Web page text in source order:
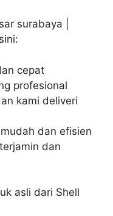
surabaya |
cepat
profesional
kami deliveri
dan efisien
dan
asli dari Shell